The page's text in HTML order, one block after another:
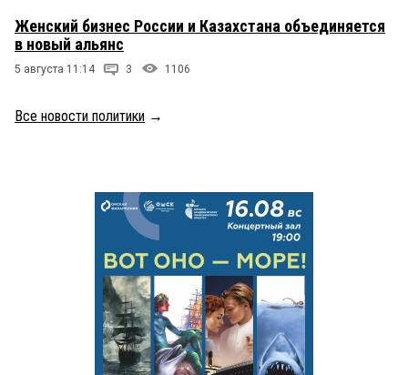
Женский бизнес России и Казахстана объединяется
в новый альянс
5 августа 11:14 3 1106
Все новости политики →